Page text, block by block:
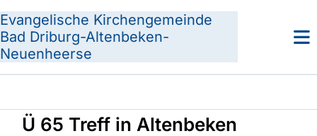
Evangelische Kirchengemeinde
Bad Driburg-Altenbeken-
Neuenheerse
Ü 65 Treff in Altenbeken